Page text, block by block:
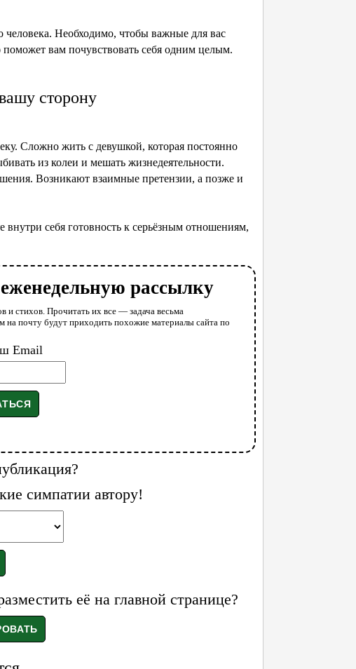
человека. Необходимо, чтобы важные для вас
вам почувствовать себя одним целым.
сторону
Сложно жить с девушкой, которая постоянно
из колеи и мешать жизнедеятельности.
Возникают взаимные претензии, а позже и
себя готовность к серьёзным отношениям,
рассылку
и стихов. Прочитать их все — задача весьма
на почту будут приходить похожие материалы сайта по
Email
симпатии автору!
её на главной странице?